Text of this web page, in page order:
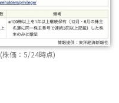
(株価：5/24時点)